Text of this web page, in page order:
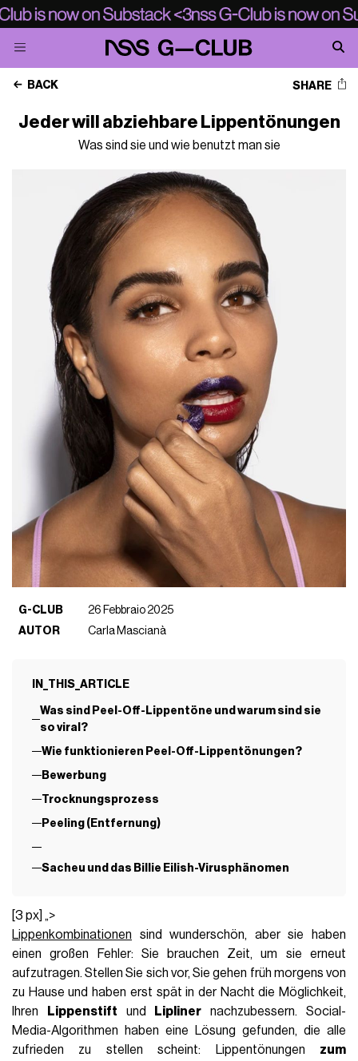
BACK SHARE
Jeder will abziehbare Lippentönungen
Was sind sie und wie benutzt man sie
G-CLUB
26 Febbraio 2025
AUTOR
Carla Mascianà
IN_THIS_ARTICLE
Was sind Peel-Off-Lippentöne und warum sind sie
so viral?
Wie funktionieren Peel-Off-Lippentönungen?
Bewerbung
Trocknungsprozess
Peeling (Entfernung)
Sacheu und das Billie Eilish-Virusphänomen
[3 px] „>
Lippenkombinationen sind wunderschön, aber sie haben
einen großen Fehler: Sie brauchen Zeit, um sie erneut
aufzutragen. Stellen Sie sich vor, Sie gehen früh morgens von
zu Hause und haben erst spät in der Nacht die Möglichkeit,
Ihren
Lippenstift und Lipliner nachzubessern. Social-
Media-Algorithmen
haben eine Lösung gefunden, die alle
zufrieden zu stellen scheint: Lippentönungen
zum